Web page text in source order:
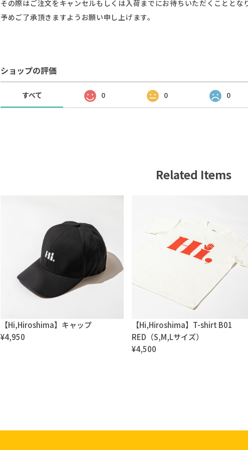
その際はご注文をキャンセルもしくは入荷までにお待ちいただくこととな
予めご了承頂きますようお願い申し上げます。
ショップの評価
すべて 0 0 0
Related Items
【Hi,Hiroshima】キャップ
¥4,950
【Hi,Hiroshima】T-shirt B01
RED（S,M,Lサイズ）
¥4,500